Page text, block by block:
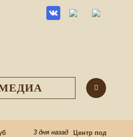
3 дня назад Центр подготовки